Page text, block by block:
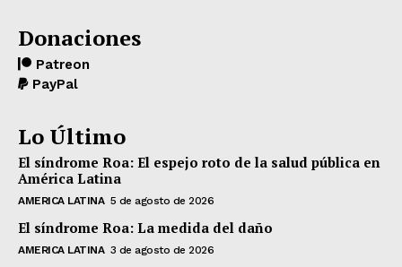
Donaciones
Patreon
PayPal
Lo Último
El síndrome Roa: El espejo roto de la salud pública en
América Latina
AMERICA LATINA 5 de agosto de 2026
El síndrome Roa: La medida del daño
AMERICA LATINA 3 de agosto de 2026